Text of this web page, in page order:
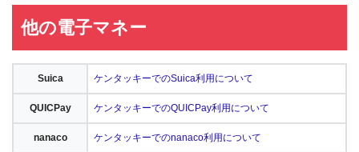
他の電子マネー
Suica ケンタッキーでのSuica利用について
QUICPay ケンタッキーでのQUICPay利用について
nanaco ケンタッキーでのnanaco利用について